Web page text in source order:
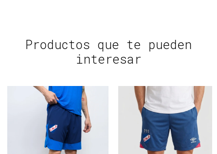
Productos que te pueden
interesar